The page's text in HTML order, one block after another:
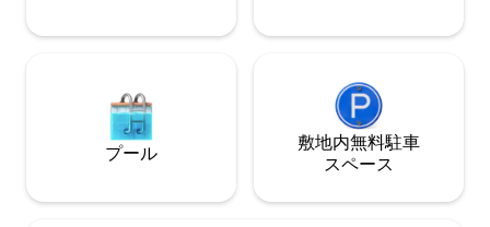
プール
敷地内無料駐⁠車
ス⁠ペ⁠ー⁠ス